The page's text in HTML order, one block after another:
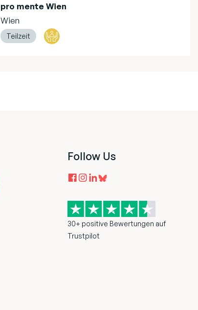
pro mente Wien
Wien
Teilzeit
Follow Us
30+ positive Bewertungen auf
Trustpilot